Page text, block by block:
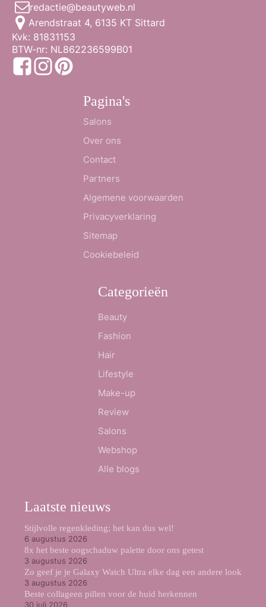
redactie@beautyweb.nl
Arendstraat 4, 6135 KT Sittard
Kvk: 81831153
BTW-nr: NL862236599B01
Pagina's
Salons
Over ons
Contact
Partners
Algemene voorwaarden
Privacyverklaring
Sitemap
Cookiebeleid
Categorieën
Beauty
Fashion
Hair
Lifestyle
Make-up
Review
Salons
Webshop
Alle blogs
Laatste nieuws
Stijlvolle regenkleding; het kan dus wel!
6 augustus 2026
8x het beste oogschaduw palette door ons getest
3 augustus 2026
Zo geef je je Galaxy Watch Ultra elke dag een andere look
3 augustus 2026
Beste collageen pillen voor de huid herkennen
30 juli 2026